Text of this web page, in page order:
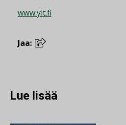
www.yit.fi
Jaa:
Lue lisää